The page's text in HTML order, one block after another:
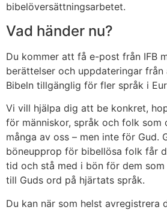
bibelöversättningsarbetet.
Vad händer nu?
Du kommer att få e-post från IFB
berättelser och uppdateringar
Bibeln tillgänglig för fler språk i
Vi vill hjälpa dig att be konkret,
för människor, språk och folk som
många av oss – men inte för Gud.
böneupprop för bibellösa folk får
tid och stå med i bön för dem
till Guds ord på hjärtats språk.
Du kan när som helst avregistrera